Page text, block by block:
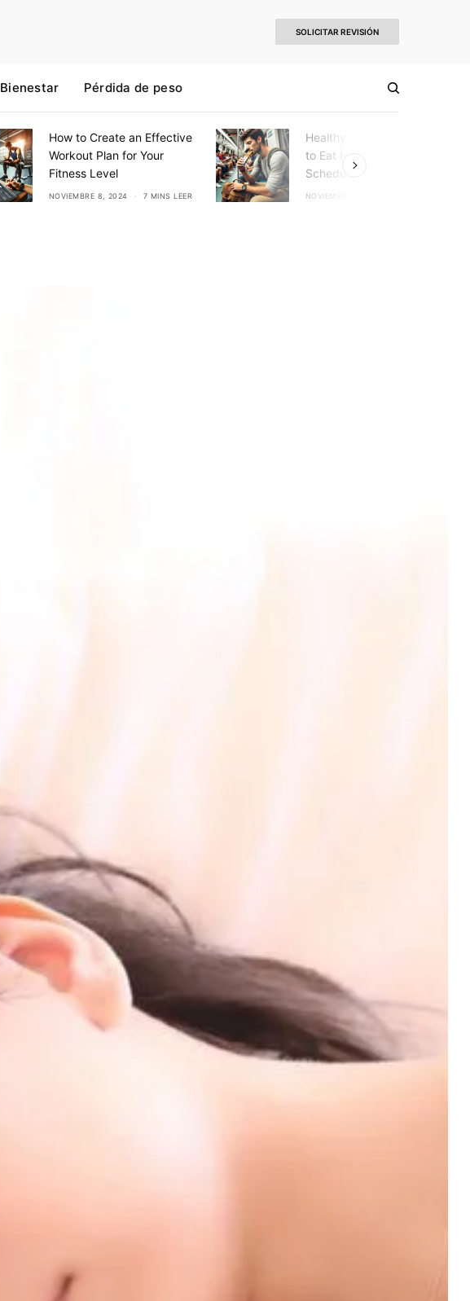
SOLICITAR REVISIÓN
Bienestar Pérdida de peso
How to Create an Effective
Workout Plan for Your
Fitness Level
NOVIEMBRE 8, 2024 7 MINS LEER
Healthy Eating Tips: How
to Eat Healthy on a Busy
Schedule
NOVIEMBRE 7, 2024